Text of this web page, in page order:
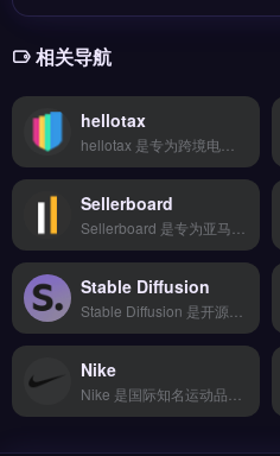
相关导航
hellotax
Sellerboard
Stable Diffusion
Nike